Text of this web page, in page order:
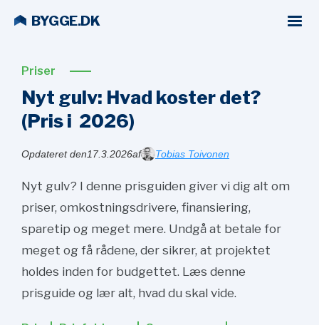
BYGGE.DK
Priser
Nyt gulv: Hvad koster det?
(Pris i 2026)
Opdateret den17.3.2026af Tobias Toivonen
Nyt gulv? I denne prisguiden giver vi dig alt om
priser, omkostningsdrivere, finansiering,
sparetip og meget mere. Undgå at betale for
meget og få rådene, der sikrer, at projektet
holdes inden for budgettet. Læs denne
prisguide og lær alt, hvad du skal vide.